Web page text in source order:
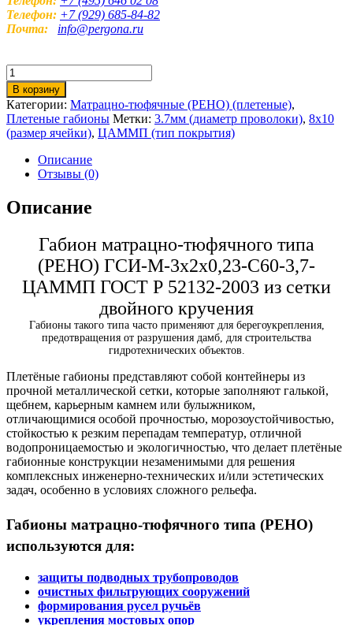
Телефон: +7 (929) 685-84-82
Почта: info@pergona.ru
Количество
товара
Матрацно-
тюфячный
габион
РЕНО
3х2х0,23-
С60-
ЦАММП
В корзину
Категории: Матрацно-тюфячные (РЕНО) (плетеные),
Плетеные габионы Метки: 3.7мм (диаметр проволоки), 8х10
(размер ячейки), ЦАММП (тип покрытия)
Описание
Отзывы (0)
Описание
Габион матрацно-тюфячного типа
(РЕНО) ГСИ-М-3х2х0,23-С60-3,7-
ЦАММП ГОСТ Р 52132-2003 из сетки
двойного кручения
Габионы такого типа часто применяют для берегоукрепления,
предотвращения от разрушения дамб, для строительства
гидротехнических объектов.
Плетёные габионы представляют собой контейнеры из
прочной металлической сетки, которые заполняют галькой,
щебнем, карьерным камнем или булыжником,
отличающимися особой прочностью, морозоустойчивостью,
стойкостью к резким перепадам температур, отличной
водопроницаемостью и экологичностью, что делает плетёные
габионные конструкции незаменимыми для решения
комплексных инженерно-технических и/или эстетических
задач, особенно в условиях сложного рельефа.
Габионы матрацно-тюфячного типа (РЕНО)
используются для:
защиты подводных трубопроводов
очистных фильтрующих сооружений
формирования русел ручьёв
укрепления мостовых опор